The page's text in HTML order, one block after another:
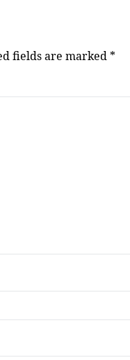
fields are marked *